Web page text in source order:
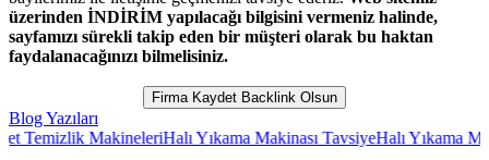
üzerinden İNDİRİM yapılacağı bilgisini vermeniz halinde,
sayfamızı sürekli takip eden bir müşteri olarak bu haktan
faydalanacağınızı bilmelisiniz.
Firma Kaydet Backlink Olsun
Blog Yazıları
Temizlik MakineleriHalı Yıkama Makinası TavsiyeHalı Yıkama